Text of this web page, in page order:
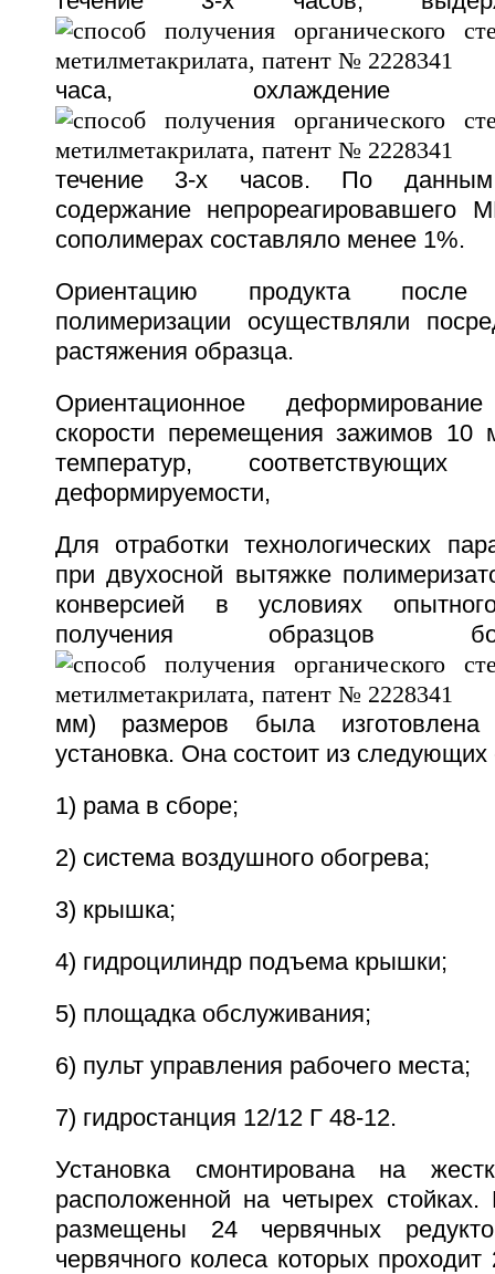
часа,
течение 3-х часов. По данным
содержание
сополимерах составляло менее 1%.
Ориентацию продукта
полимеризации осуществляли
растяжения образца.
Ориентационное
скорости перемещения зажимов 10
температур,
деформируемости,
Для отработки технологических
при двухосной вытяжке
конверсией в условиях
получения образцов
мм) размеров была изготовлена
установка. Она состоит из
1) рама в сборе;
2) система воздушного обогрева;
3) крышка;
4) гидроцилиндр подъема крышки;
5) площадка обслуживания;
6) пульт управления рабочего места;
7) гидростанция 12/12 Г 48-12.
Установка смонтирована на
расположенной на четырех
размещены 24 червячных
червячного колеса которых